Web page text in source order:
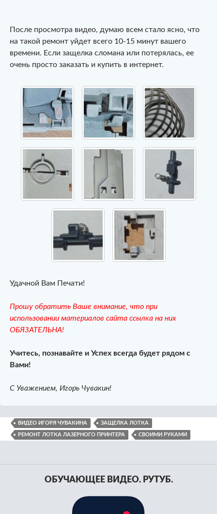
После просмотра видео, думаю всем стало ясно, что
на такой ремонт уйдет всего 10-15 минут вашего
времени. Если защелка сломана или потерялась, ее
очень просто заказать и купить в интернет.
Удачной Вам Печати!
Прошу обратить Ваше внимание, что при
использовании материалов сайта ссылка на них
ОБЯЗАТЕЛЬНА!
Учитесь, познавайте и Успех всегда будет рядом с
Вами!
С Уважением, Игорь Чувакин!
ВИДЕО ИГОРЯ ЧУВАКИНА ЗАЩЕЛКА ЛОТКА
РЕМОНТ ЛОТКА ЛАЗЕРНОГО ПРИНТЕРА СВОИМИ РУКАМИ
ОБУЧАЮЩЕЕ ВИДЕО. РУТУБ.